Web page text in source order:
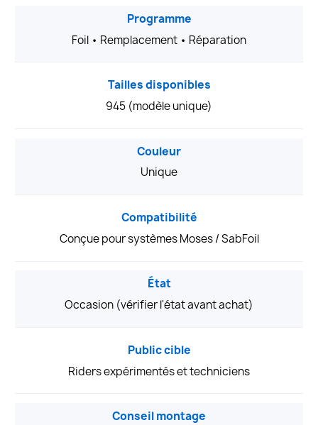
Programme
Foil • Remplacement • Réparation
Tailles disponibles
945 (modèle unique)
Couleur
Unique
Compatibilité
Conçue pour systèmes Moses / SabFoil
État
Occasion (vérifier l'état avant achat)
Public cible
Riders expérimentés et techniciens
Conseil montage